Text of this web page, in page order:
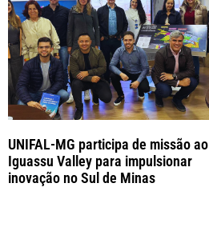
UNIFAL-MG participa de missão ao
Iguassu Valley para impulsionar
inovação no Sul de Minas